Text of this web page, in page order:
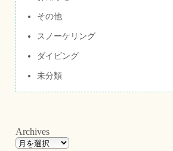
その他
スノーケリング
ダイビング
未分類
Archives